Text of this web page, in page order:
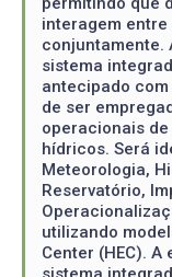
interagem
conjuntamente.
sistema
antecipado
de ser
operacionais
hídricos. Será
Meteorologia,
Reservatório,
utilizando
Center (HEC).